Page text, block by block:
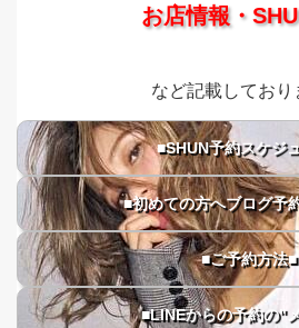
お店情報・
など記載しており
■SHUN予約スケジ
■初めての方へブログ予
■ご予約方法■
■LINEからの予約の"